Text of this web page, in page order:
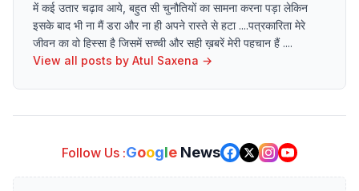
में कई उतार चढ़ाव आये, बहुत सी चुनौतियों का सामना करना पड़ा लेकिन
इसके बाद भी ना मैं डरा और ना ही अपने रास्ते से हटा ....पत्रकारिता मेरे
जीवन का वो हिस्सा है जिसमें सच्ची और सही ख़बरें मेरी पहचान हैं ....
View all posts by Atul Saxena →
Follow Us :Google News